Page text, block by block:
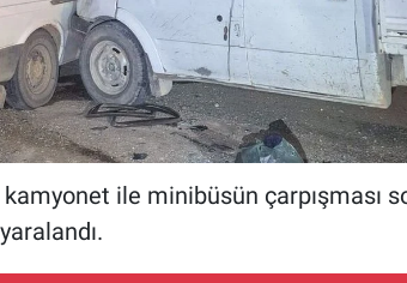
ile minibüsün çarpışması